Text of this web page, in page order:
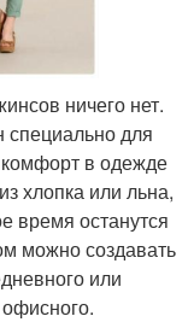
ничего нет.
специально для
в одежде
хлопка или льна,
время останутся
можно создавать
или